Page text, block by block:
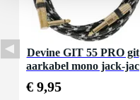
Devine GIT 55 PRO git
aarkabel mono jack-jac
€ 9,95